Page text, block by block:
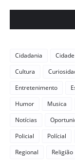
Cidadania Cidade
Cultura
Entretenimento
Humor
Musica
Notícias
Policial
Polícial
Regional
Religião